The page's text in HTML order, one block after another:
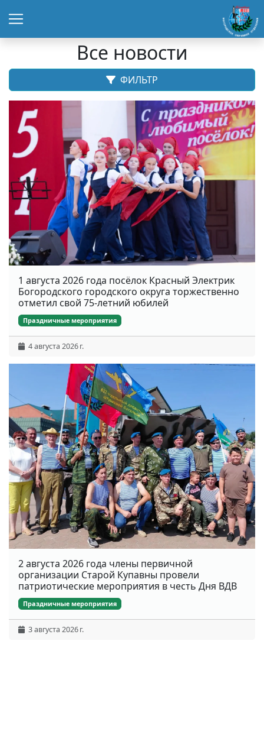
Все новости
ФИЛЬТР
1 августа 2026 года посёлок Красный Электрик
Богородского городского округа торжественно
отметил свой 75-летний юбилей
Праздничные мероприятия
4 августа 2026 г.
2 августа 2026 года члены первичной
организации Старой Купавны провели
патриотические мероприятия в честь Дня ВДВ
Праздничные мероприятия
3 августа 2026 г.